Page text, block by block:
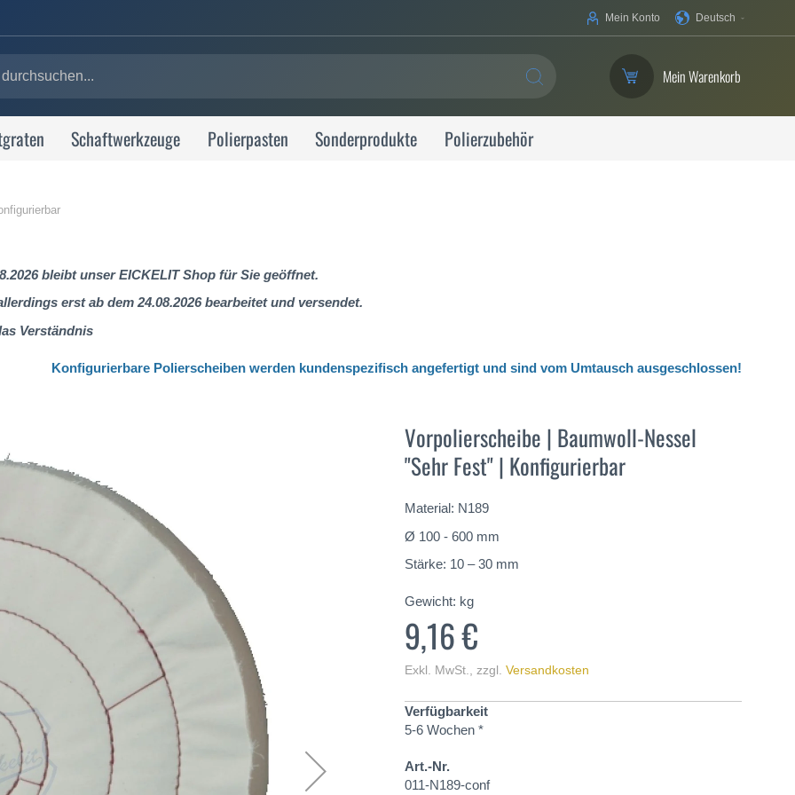
Ihre
Deutsch
Mein Konto
SUCHE Mein Warenkorb
Schaftwerkzeuge Polierpasten Sonderprodukte Polierzubehör
bleibt unser EICKELIT Shop für Sie geöffnet.
erst ab dem 24.08.2026 bearbeitet und versendet.
Verständnis
Konfigurierbare Polierscheiben werden kundenspezifisch angefertigt und sind vom Umtausch ausgeschlossen!
Vorpolierscheibe | Baumwoll-Nessel
"Sehr Fest" | Konfigurierbar
Material: N189
Ø 100 - 600 mm
Stärke: 10 – 30 mm
Gewicht: kg
9,16 €
Exkl. MwSt. zzgl. Versandkosten
Verfügbarkeit
5-6 Wochen *
Art.-Nr.
011-N189-conf